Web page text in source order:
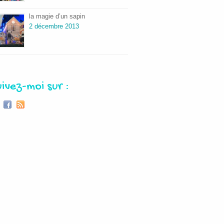
la magie d’un sapin
2 décembre 2013
moi sur :